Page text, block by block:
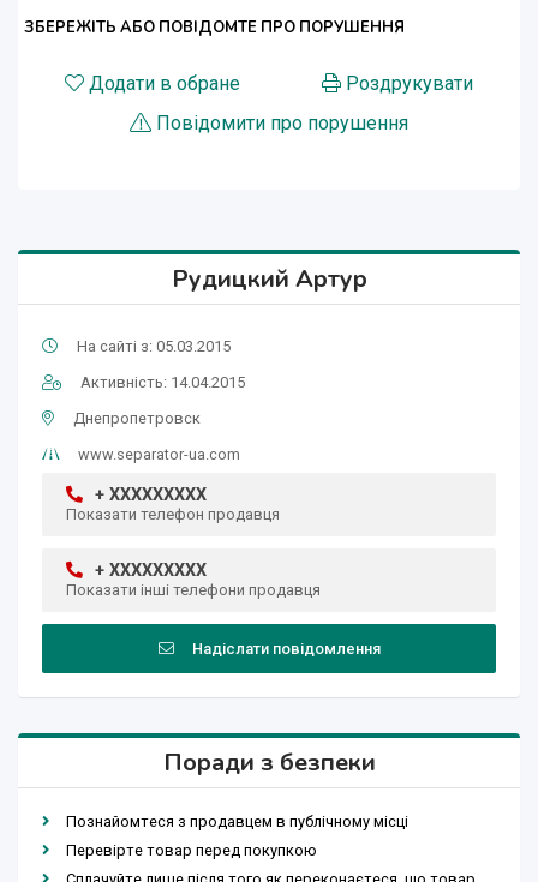
ЗБЕРЕЖІТЬ АБО ПОВІДОМТЕ ПРО ПОРУШЕННЯ
Додати в обране
Роздрукувати
Повідомити про порушення
Рудицкий Артур
На сайті з: 05.03.2015
Активність: 14.04.2015
Днепропетровск
www.separator-ua.com
+ XXXXXXXXX
Показати телефон продавця
+ XXXXXXXXX
Показати інші телефони продавця
Надіслати повідомлення
Поради з безпеки
Познайомтеся з продавцем в публічному місці
Перевірте товар перед покупкою